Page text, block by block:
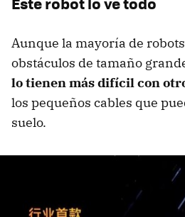
Aunque la mayoría de
obstáculos de tamaño
lo tienen más difícil con
los pequeños cables que
suelo.